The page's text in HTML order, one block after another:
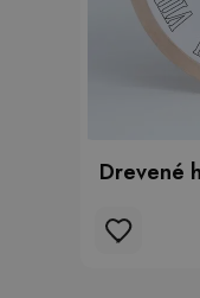
Drevené